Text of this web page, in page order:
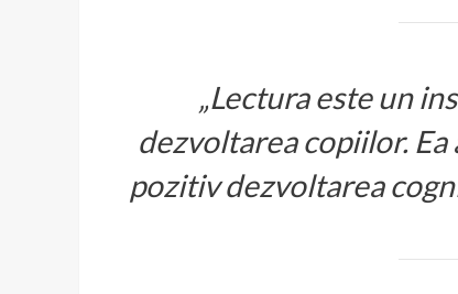
„Lectura este un
dezvoltarea copiilor.
pozitiv dezvoltarea